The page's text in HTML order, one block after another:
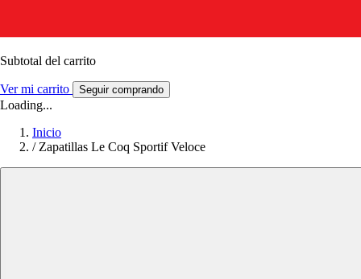
Subtotal del carrito
Ver mi carrito Seguir comprando
Loading...
Inicio
/ Zapatillas Le Coq Sportif Veloce